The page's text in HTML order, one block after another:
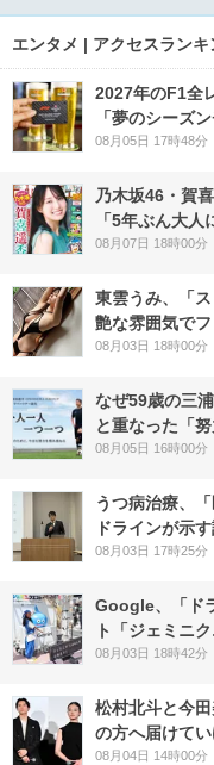
エンタメ | アクセスランキ
2027年のF1全
「夢のシーズ
08月05日 17時48分
乃木坂46・賀
「5年ぶん大人
08月07日 18時00分
東雲うみ、「
艶な雰囲気でフ
08月03日 18時00分
なぜ59歳の三
と重なった「
08月05日 16時00分
うつ病治療、
ドラインが示
08月03日 17時25分
Google、「ド
ト「ジェミニ
08月03日 18時42分
松村北斗と今
の方へ届けてい
08月04日 14時00分